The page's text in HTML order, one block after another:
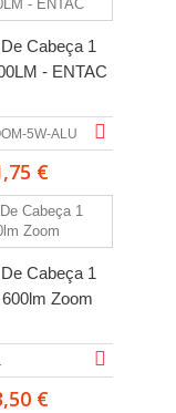
Cabeça 1
- ENTAC
5W-ALU
€
Cabeça 1
Zoom
€